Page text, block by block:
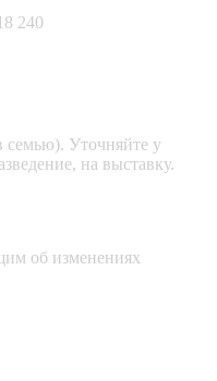
240
семью). Уточняйте у
на выставку.
об изменениях